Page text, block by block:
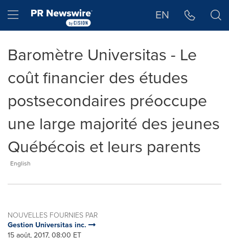
Hamburger menu EN
Baromètre Universitas - Le
coût financier des études
postsecondaires préoccupe
une large majorité des jeunes
Québécois et leurs parents
English
NOUVELLES FOURNIES PAR
Gestion Universitas inc.
15 août, 2017, 08:00 ET